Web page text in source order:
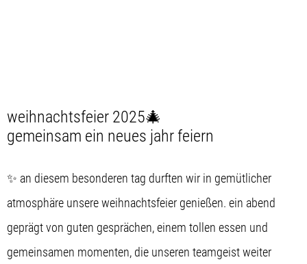
weihnachtsfeier 2025🎄
gemeinsam ein neues jahr feiern
✨ an diesem besonderen tag durften wir in gemütlicher
atmosphäre unsere weihnachtsfeier genießen. ein abend
geprägt von guten gesprächen, einem tollen essen und
gemeinsamen momenten, die unseren teamgeist weiter